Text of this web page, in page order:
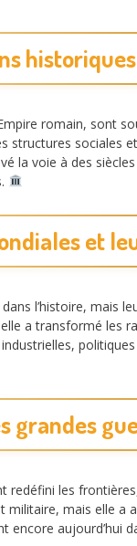
romain, sont
sociales
la voie à des
et
l’histoire, mais
a transformé les
grandes
redéfini les
mais elle a
encore aujourd’hui